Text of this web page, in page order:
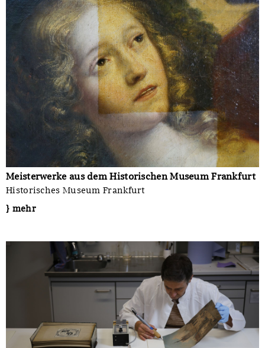
Meisterwerke aus dem Historischen Museum Frankfurt
Historisches Museum Frankfurt
} mehr